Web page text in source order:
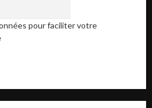
pour faciliter votre